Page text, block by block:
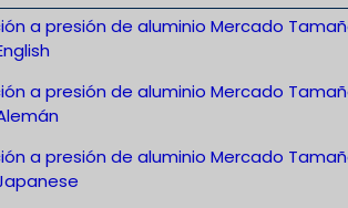
a presión de aluminio Mercado
a presión de aluminio Mercado
a presión de aluminio Mercado